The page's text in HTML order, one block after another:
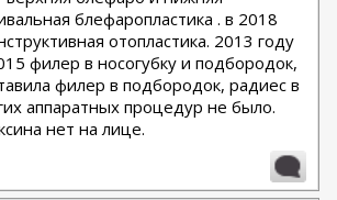
блефаропластика . в 2018
отопластика. 2013 году
филер в носогубку и подбородок,
филер в подбородок, радиес в
аппаратных процедур не было.
нет на лице.